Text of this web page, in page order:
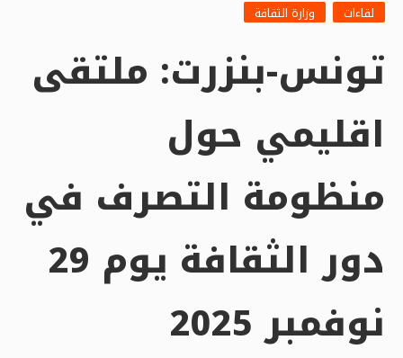
لقاءات وزارة الثقافة
تونس-بنزرت: ملتقى
اقليمي حول
منظومة التصرف في
دور الثقافة يوم 29
نوفمبر 2025